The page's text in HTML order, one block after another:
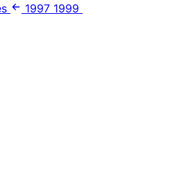
1997 1999